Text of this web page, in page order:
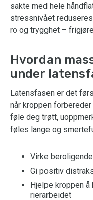
sakte med hele
stressnivået
ro og trygghet –
Hvordan
under
Latensfasen er det
når kroppen
føle deg trøtt,
føles lange og
Virke
Gi positiv
Hjelpe kroppen
rierarbeidet